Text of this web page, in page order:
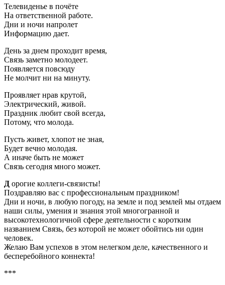
Телевиденье в почёте
На ответственной работе.
Дни и ночи напролет
Информацию дает.
День за днем проходит время,
Связь заметно молодеет.
Появляется повсюду
Не молчит ни на минуту.
Проявляет нрав крутой,
Электрический, живой.
Праздник любит свой всегда,
Потому, что молода.
Пусть живет, хлопот не зная,
Будет вечно молодая.
А иначе быть не может
Связь сегодня много может.
Д орогие коллеги-связисты!
Поздравляю вас с профессиональным праздником!
Дни и ночи, в любую погоду, на земле и под землей мы отдаем
наши силы, умения и знания этой многогранной и
высокотехнологичной сфере деятельности с коротким
названием Связь, без которой не может обойтись ни один
человек.
Желаю Вам успехов в этом нелегком деле, качественного и
бесперебойного коннекта!
***